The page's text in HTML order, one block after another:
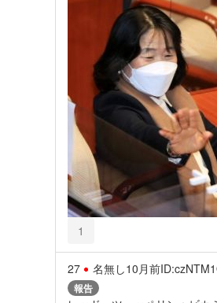
1
27 名無し10月前
報告